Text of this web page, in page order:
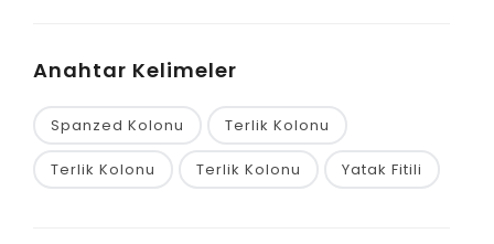
Anahtar Kelimeler
Spanzed Kolonu Terlik Kolonu
Terlik Kolonu Terlik Kolonu Yatak Fitili